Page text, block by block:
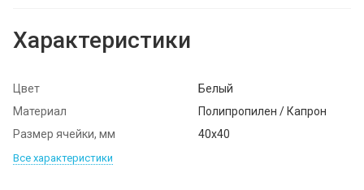
Характеристики
Цвет
Белый
Материал
Полипропилен / Капрон
Размер ячейки, мм
40х40
Все характеристики